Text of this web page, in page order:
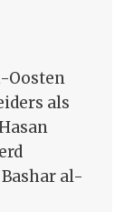
Oosten
als
al-